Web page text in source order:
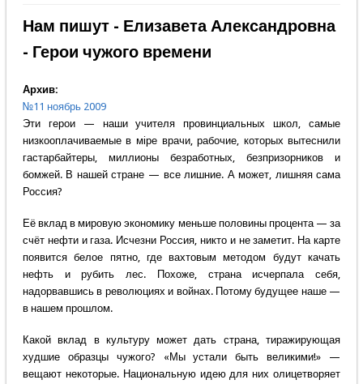
Нам пишут - Елизавета Александровна
- Герои чужого времени
Архив:
№11 ноябрь 2009
Эти герои — наши учителя провинциальных школ, самые
низкооплачиваемые в мiре врачи, рабочие, которых вытеснили
гастарбайтеры, миллионы безработных, безпризорников и
бомжей. В нашей стране — все лишние. А может, лишняя сама
Россия?
Её вклад в мировую экономику меньше половины процента — за
счёт нефти и газа. Исчезни Россия, никто и не заметит. На карте
появится белое пятно, где вахтовым методом будут качать
нефть и рубить лес. Похоже, страна исчерпала себя,
надорвавшись в революциях и войнах. Потому будущее наше —
в нашем прошлом.
Какой вклад в культуру может дать страна, тиражирующая
худшие образцы чужого? «Мы устали быть великими!» —
вещают некоторые. Национальную идею для них олицетворяет